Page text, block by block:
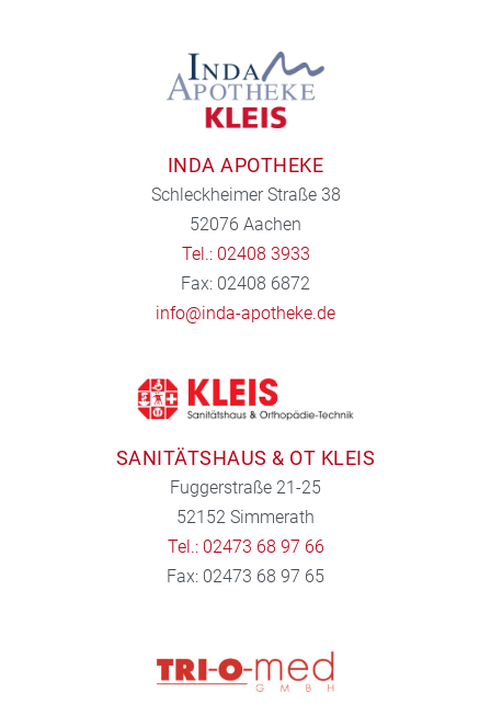
INDA APOTHEKE
Schleckheimer Straße 38
52076 Aachen
Tel.: 02408 3933
Fax: 02408 6872
info@inda-apotheke.de
SANITÄTSHAUS & OT KLEIS
Fuggerstraße 21-25
52152 Simmerath
Tel.: 02473 68 97 66
Fax: 02473 68 97 65